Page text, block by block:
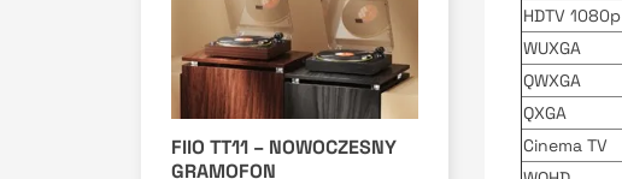
FIIO TT11 – NOWOCZESNY
GRAMOFON
HDTV 1080p
WUXGA
QWXGA
QXGA
Cinema TV